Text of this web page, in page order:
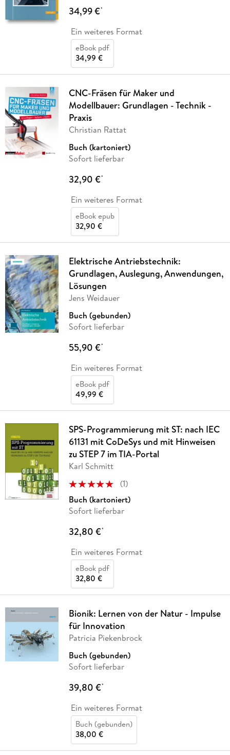
34,99 €*
Ein weiteres Format
eBook pdf
34,99 €
CNC-Fräsen für Maker und
Modellbauer: Grundlagen - Technik -
Praxis
Christian Rattat
Buch (kartoniert)
Sofort lieferbar
32,90 €*
Ein weiteres Format
eBook epub
32,90 €
Elektrische Antriebstechnik:
Grundlagen, Auslegung, Anwendungen,
Lösungen
Jens Weidauer
Buch (gebunden)
Sofort lieferbar
55,90 €*
Ein weiteres Format
eBook pdf
49,99 €
SPS-Programmierung mit ST: nach IEC
61131 mit CoDeSys und mit Hinweisen
zu STEP 7 im TIA-Portal
Karl Schmitt
(1)
Buch (kartoniert)
Sofort lieferbar
32,80 €*
Ein weiteres Format
eBook pdf
32,80 €
Bionik: Lernen von der Natur - Impulse
für Innovation
Patricia Piekenbrock
Buch (gebunden)
Sofort lieferbar
39,80 €*
Ein weiteres Format
Buch (gebunden)
38,00 €